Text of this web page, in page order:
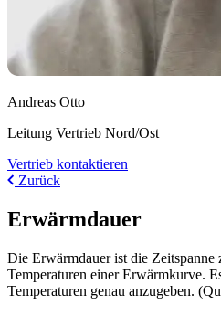
Andreas Otto
Leitung Vertrieb Nord/Ost
Vertrieb kontaktieren
Zurück
Erwärmdauer
Die Erwärmdauer ist die Zeitspanne
Temperaturen einer Erwärmkurve.
Temperaturen genau anzugeben.